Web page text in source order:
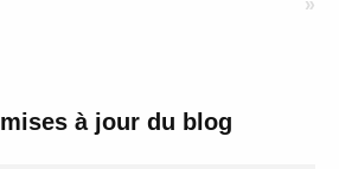
»
à jour du blog